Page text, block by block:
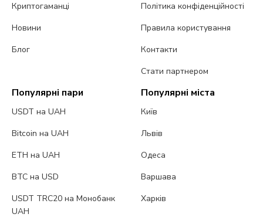
Криптогаманці
Новини
Блог
Політика конфіденційності
Правила користування
Контакти
Стати партнером
Популярні пари
USDT на UAH
Bitcoin на UAH
ETH на UAH
BTC на USD
USDT TRC20 на Монобанк
UAH
Популярні міста
Київ
Львів
Одеса
Варшава
Харків